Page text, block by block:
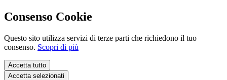
Consenso Cookie
Questo sito utilizza servizi di terze parti che richiedono il tuo
consenso. Scopri di più
Accetta tutto
Accetta selezionati